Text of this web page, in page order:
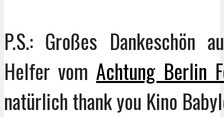
P.S.: Großes Dankeschön
Helfer vomAchtung Berlin
natürlich thank you Kino